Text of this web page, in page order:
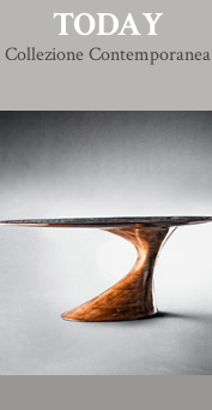
TODAY
Collezione Contemporanea